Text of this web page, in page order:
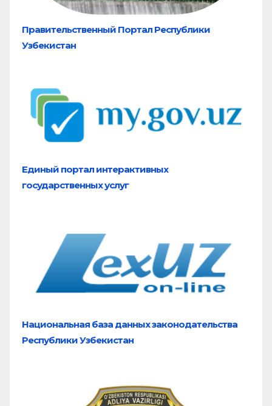
Правительственный Портал Республики
Узбекистан
Единый портал интерактивных
государственных услуг
Национальная база данных законодательства
Республики Узбекистан